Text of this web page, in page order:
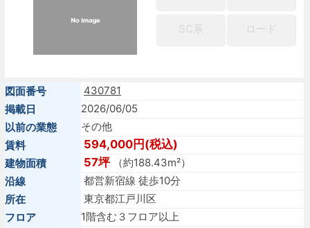
SC系 ロード
図面番号
430781
掲載日
2026/06/05
以前の業態
その他
賃料
594,000円(税込)
建物面積 57坪（約188.43m²）
沿線
都営新宿線 徒歩10分
所在
東京都江戸川区
フロア
1階含む３フロア以上